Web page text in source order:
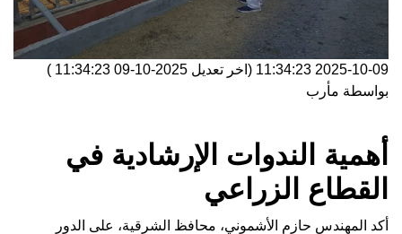
2025-10-09 11:34:23 (اخر تعديل 2025-10-09 11:34:23
)
بواسطة مأرب
أهمية الندوات الإرشادية في
القطاع الزراعي
أكد المهندس حازم الأشموني، محافظ الشرقية، على الدور